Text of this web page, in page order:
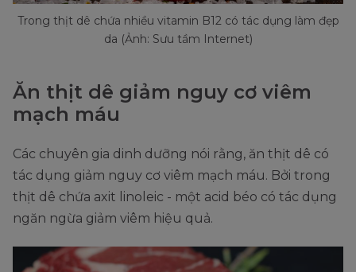
Trong thịt dê chứa nhiều vitamin B12 có tác dụng làm đẹp
da (Ảnh: Sưu tầm Internet)
Ăn thịt dê giảm nguy cơ viêm
mạch máu
Các chuyên gia dinh dưỡng nói rằng, ăn thịt dê có
tác dụng giảm nguy cơ viêm mạch máu. Bởi trong
thịt dê chứa axit linoleic - một acid béo có tác dụng
ngăn ngừa giảm viêm hiệu quả.